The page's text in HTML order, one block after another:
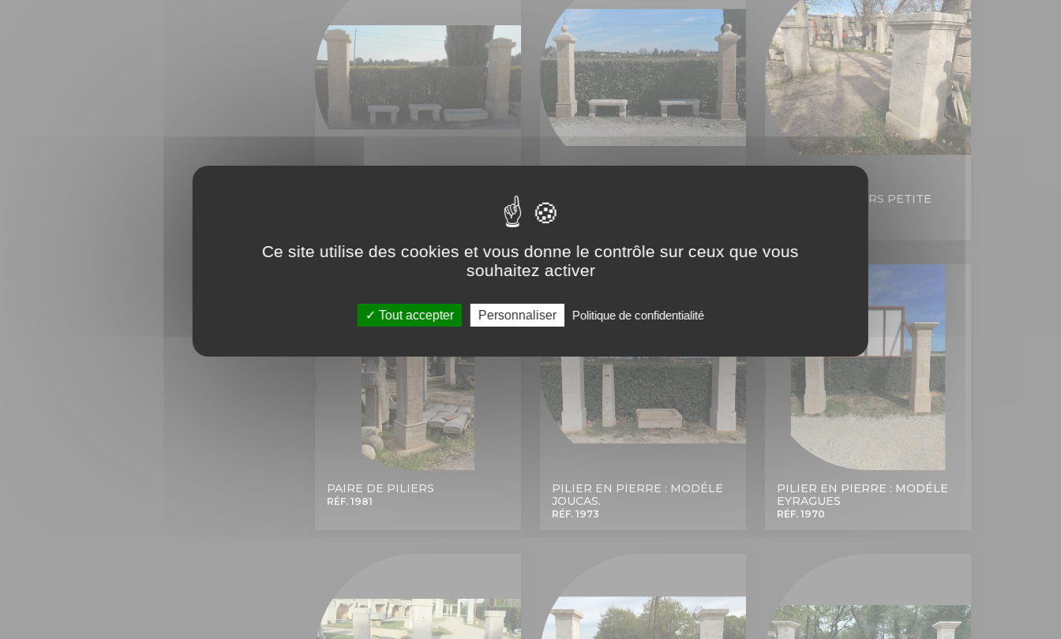
BASTIDE
RÉF. 1984
PAIRE DE PILIERS PETITE
PAIRE DE PILIERS
RÉF. 1981
PILIER EN PIERRE : MODÉLE
JOUCAS.
RÉF. 1973
PILIER EN PIERRE : MODÉLE
EYRAGUES
RÉF. 1970
Ce site utilise des cookies et vous donne le contrôle sur ceux que vous
souhaitez activer
Tout accepter Personnaliser Politique de confidentialité